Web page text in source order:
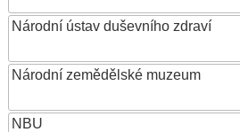
Národní ústav duševního zdraví
Národní zemědělské muzeum
NBU